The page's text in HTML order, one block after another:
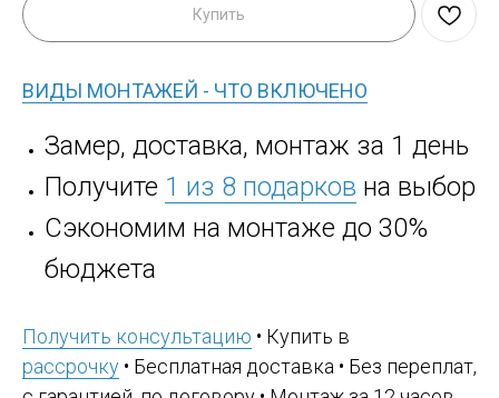
Купить
ВИДЫ МОНТАЖЕЙ - ЧТО ВКЛЮЧЕНО
Замер, доставка, монтаж за 1 день
Получите 1 из 8 подарков на выбор
Сэкономим на монтаже до 30%
бюджета
Получить консультацию • Купить в
рассрочку • Бесплатная доставка • Без переплат,